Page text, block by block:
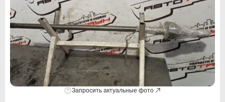
Запросить актуальные фото